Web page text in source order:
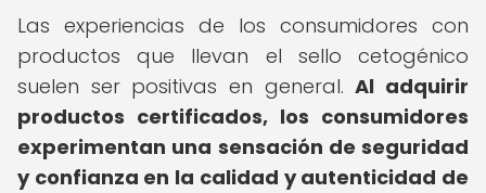
Las experiencias de los consumidores con
productos que llevan el sello cetogénico
suelen ser positivas en general.Al adquirir
productos certificados, los consumidores
experimentan una sensación de seguridad
y confianza en la calidad y autenticidad de